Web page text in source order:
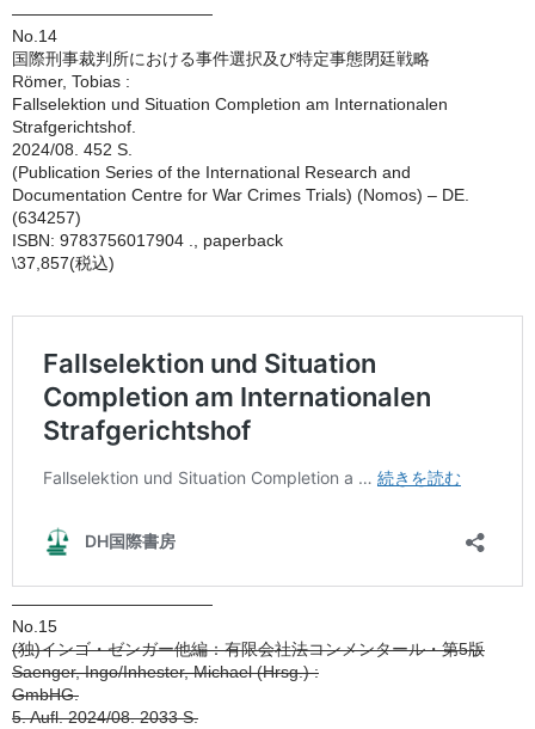
————————————
No.14
国際刑事裁判所における事件選択及び特定事態閉廷戦略
Römer, Tobias :
Fallselektion und Situation Completion am Internationalen
Strafgerichtshof.
2024/08. 452 S.
(Publication Series of the International Research and
Documentation Centre for War Crimes Trials) (Nomos) – DE.
(634257)
ISBN: 9783756017904 ., paperback
\37,857(税込)
————————————
No.15
(独)インゴ・ゼンガー他編：有限会社法コンメンタール・第5版
Saenger, Ingo/Inhester, Michael (Hrsg.) :
GmbHG.
5. Aufl. 2024/08. 2033 S.